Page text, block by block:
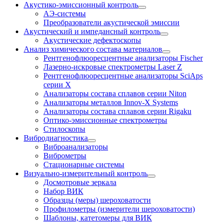
Акустико-эмисcионный контроль
АЭ-системы
Преобразователи акустической эмиссии
Акустический и импедансный контроль
Акустические дефектоскопы
Анализ химического состава материалов
Рентгенофлюоресцентные анализаторы Fischer
Лазерно-искровые спектрометры Laser Z
Рентгенофлюоресцентные анализаторы SciAps
серии Х
Анализаторы состава сплавов серии Niton
Анализаторы металлов Innov-X Systems
Анализаторы состава сплавов серии Rigaku
Оптико-эмиссионные спектрометры
Стилоскопы
Вибродиагностика
Виброанализаторы
Виброметры
Стационарные системы
Визуально-измерительный контроль
Досмотровые зеркала
Набор ВИК
Образцы (меры) шероховатости
Профилометры (измерители шероховатости)
Шаблоны, катетомеры для ВИК